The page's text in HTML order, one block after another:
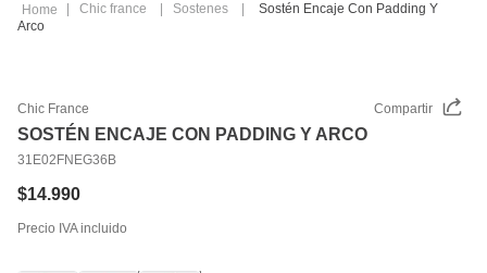
Chic france Sostenes
Sostén Encaje Con Padding Y
Arco
Chic France Compartir
SOSTÉN ENCAJE CON PADDING Y ARCO
31E02FNEG36B
$14.990
Precio IVA incluido